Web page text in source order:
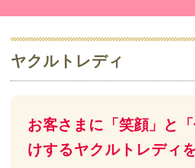
ヤクルトレディ
お客さまに「笑顔」と
けするヤクルトレディ